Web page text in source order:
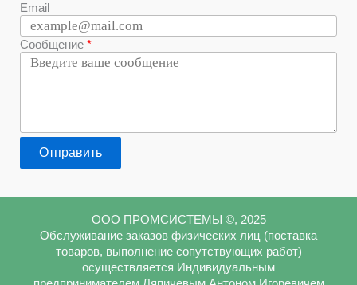
Email
Сообщение
Отправить
ООО ПРОМСИСТЕМЫ ©, 2025
Обслуживание заказов физических лиц (поставка
товаров, выполнение сопутствующих работ)
осуществляется Индивидуальным